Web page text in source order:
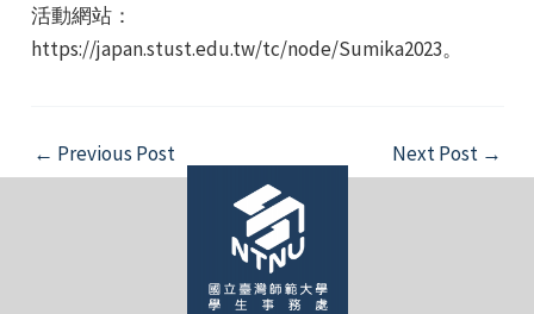
活動網站：
https://japan.stust.edu.tw/tc/node/Sumika2023。
Post
navigation
← Previous Post Next Post →